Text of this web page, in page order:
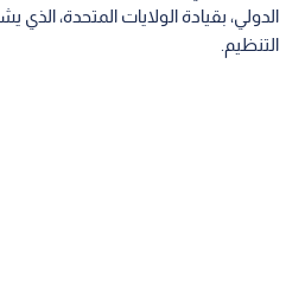
الدولي، بقيادة الولايات المتحدة،
التنظيم.